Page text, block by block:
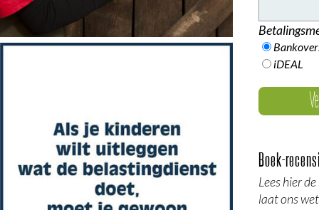
iDEAL
Boek-
Lees hier
laat ons